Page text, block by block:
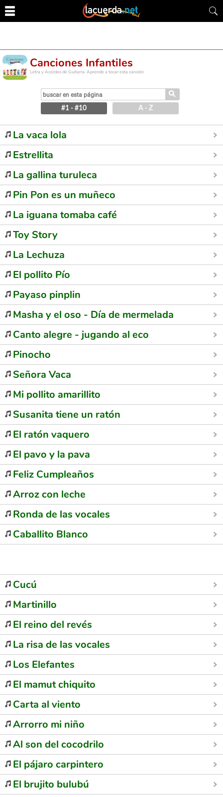
Canciones Infantiles
Letra y Acordes de Guitarra. Aprende a tocar esta canción
⚲
#1 - #10 A - Z
La vaca lola
Estrellita
La gallina turuleca
Pin Pon es un muñeco
La iguana tomaba café
Toy Story
La Lechuza
El pollito Pío
Payaso pinplin
Masha y el oso - Día de mermelada
Canto alegre - jugando al eco
Pinocho
Señora Vaca
Mi pollito amarillito
Susanita tiene un ratón
El ratón vaquero
El pavo y la pava
Feliz Cumpleaños
Arroz con leche
Ronda de las vocales
Caballito Blanco
Cucú
Martinillo
El reino del revés
La risa de las vocales
Los Elefantes
El mamut chiquito
Carta al viento
Arrorro mi niño
Al son del cocodrilo
El pájaro carpintero
El brujito bulubú